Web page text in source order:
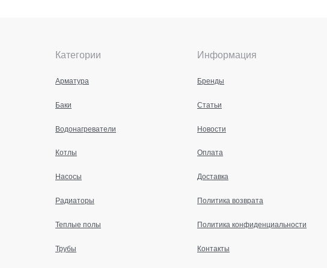
Категории
Арматура
Баки
Водонагреватели
Котлы
Насосы
Радиаторы
Теплые полы
Трубы
Информация
Бренды
Статьи
Новости
Оплата
Доставка
Политика возврата
Политика конфиденциальности
Контакты